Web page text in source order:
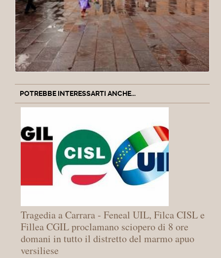
POTREBBE INTERESSARTI ANCHE...
Tragedia a Carrara - Feneal UIL, Filca CISL e
Fillea CGIL proclamano sciopero di 8 ore
domani in tutto il distretto del marmo apuo
versiliese